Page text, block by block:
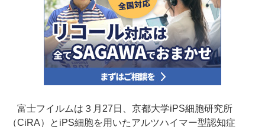
富士フイルムは３月27日、京都大学iPS細胞研究所
（CiRA）とiPS細胞を用いたアルツハイマー型認知症